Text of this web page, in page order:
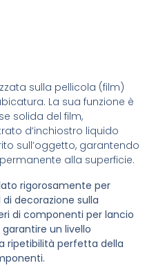
sulla pellicola (film)
La sua funzione è
solida del film,
d’inchiostro liquido
sull’oggetto, garantendo
alla superficie.
rigorosamente per
decorazione sulla
di componenti per lancio
un livello
ripetibilità perfetta della